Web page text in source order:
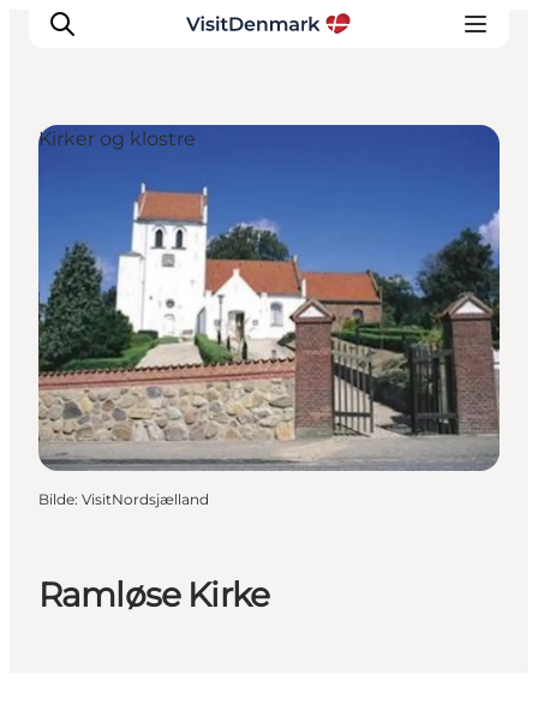
Inspirasjon
Reisemål
Aktiviteter
Overnatting
Planlegg reisen
Ramløse Kirke
Kirker og klostre
Bilde: VisitNordsjælland